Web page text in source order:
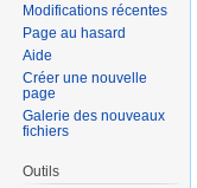
Modifications récentes
Page au hasard
Aide
Créer une nouvelle
page
Galerie des nouveaux
fichiers
Outils